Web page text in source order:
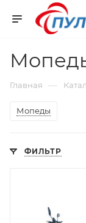
Главная —
Мопеды
ФИЛЬТР